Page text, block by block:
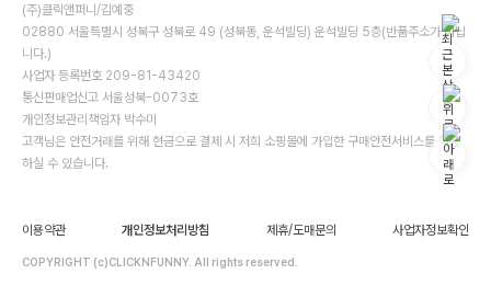
(주)클릭앤퍼니/김예중
02880 서울특별시 성북구 성북로 49 (성북동, 운석빌딩) 운석빌딩 5층(반품주소가 아닙
니다.)
사업자 등록번호 209-81-43420
통신판매업신고 서울성북-0073호
개인정보관리책임자 박수미
고객님은 안전거래를 위해 현금으로 결제 시 저희 소핑몰에 가입한 구매안전서비스를 이용
하실 수 있습니다.
이용약관 개인정보처리방침 제휴/도매문의 사업자정보확인
COPYRIGHT (c)CLICKNFUNNY. All rights reserved.